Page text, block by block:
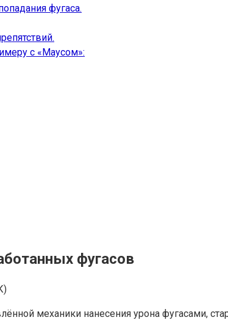
фугаса.
с «Маусом»:
фугасов
механики нанесения урона фугасами,